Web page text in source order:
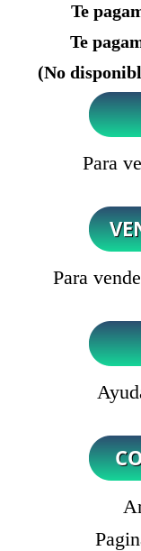
Te
Te
(No
Para
Para